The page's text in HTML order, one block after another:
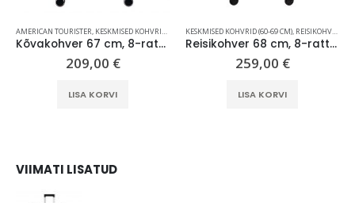
AMERICAN TOURISTER, KESKMISED KOHVRID (60-69 CM) ,REISIKOHVRID
Kõvakohver 67 cm, 8-rattaline, roosa (Soft Pink), laiendatav, TSA koodlukk, American Tourister Novastream
209,00 €
LISA KORVI
KESKMISED KOHVRID (60-69 CM), REISIKOHVRID
Reisikohver 68 cm, 8-rattaline, must, laiendatav, TSA koodlukk, Samsonite Upscape
259,00 €
LISA KORVI
VIIMATI LISATUD